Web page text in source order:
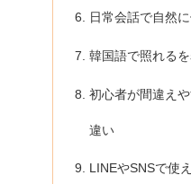
日常会話で自然
韓国語で照れる
初心者が間違え
違い
LINEやSNSで使